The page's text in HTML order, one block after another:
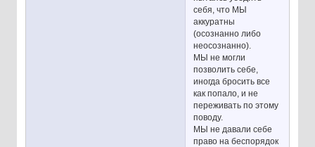
себя, что МЫ
аккуратны
(осознанно либо
неосознанно).
МЫ не могли
позволить себе,
иногда бросить все
как попало, и не
переживать по этому
поводу.
МЫ не давали себе
право на беспорядок